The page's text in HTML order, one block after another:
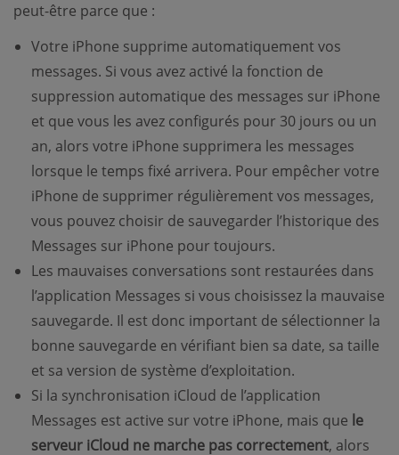
peut-être parce que :
Votre iPhone supprime automatiquement vos
messages. Si vous avez activé la fonction de
suppression automatique des messages sur iPhone
et que vous les avez configurés pour 30 jours ou un
an, alors votre iPhone supprimera les messages
lorsque le temps fixé arrivera. Pour empêcher votre
iPhone de supprimer régulièrement vos messages,
vous pouvez choisir de sauvegarder l’historique des
Messages sur iPhone pour toujours.
Les mauvaises conversations sont restaurées dans
l’application Messages si vous choisissez la mauvaise
sauvegarde. Il est donc important de sélectionner la
bonne sauvegarde en vérifiant bien sa date, sa taille
et sa version de système d’exploitation.
Si la synchronisation iCloud de l’application
Messages est active sur votre iPhone, mais que le
serveur iCloud ne marche pas correctement, alors